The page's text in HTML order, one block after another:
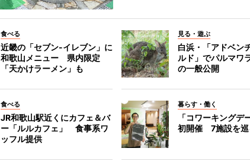
食べる
近畿の「セブン-イレブン」に
和歌山メニュー 県内限定
「天かけラーメン」も
見る・遊ぶ
白浜・「アドベン
ルド」でパルマワ
の一般公開
食べる
JR和歌山駅近くにカフェ＆バ
ー「ルルカフェ」 食事系ワ
ッフル提供
暮らす・働く
「コワーキングデ
初開催 7施設を巡